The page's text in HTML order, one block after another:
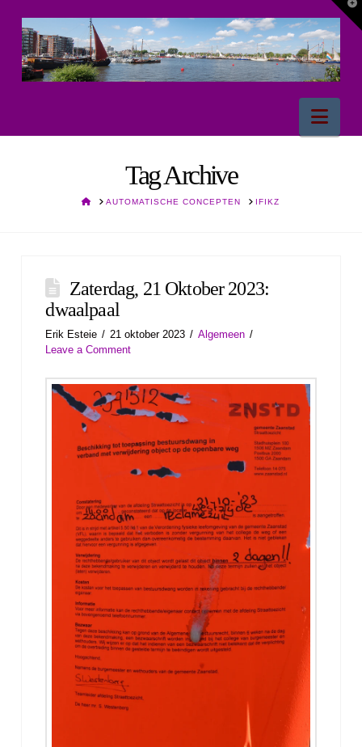
Tag Archive
HOMEAUTOMATISCHE CONCEPTEN IFIKZ
Zaterdag, 21 Oktober 2023:
dwaalpaal
Erik Esteie 21 oktober 2023
Algemeen
Leave a Comment